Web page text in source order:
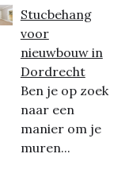
Stucbehang
voor
nieuwbouw in
Dordrecht
Ben je op zoek
naar een
manier om je
muren...